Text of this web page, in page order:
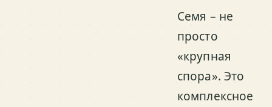
Семя – не
просто
«крупная
спора». Это
комплексное